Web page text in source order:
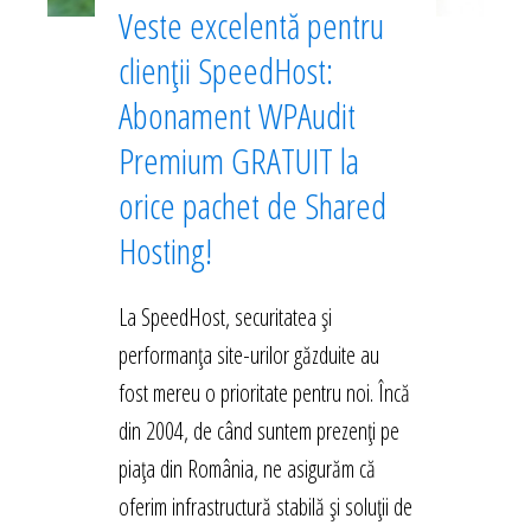
Veste excelentă pentru
clienții SpeedHost:
Abonament WPAudit
Premium GRATUIT la
orice pachet de Shared
Hosting!
La SpeedHost, securitatea și
performanța site-urilor găzduite au
fost mereu o prioritate pentru noi. Încă
din 2004, de când suntem prezenți pe
piața din România, ne asigurăm că
oferim infrastructură stabilă și soluții de